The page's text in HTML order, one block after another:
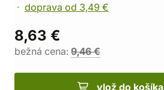
doprava od 3,49 €
8,63 €
bežná cena: 9,46 €
vlož do košíka